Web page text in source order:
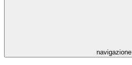
navigazione